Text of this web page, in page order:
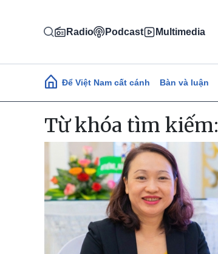
Radio Podcast Multimedia
Main navigation
Để Việt Nam cất cánh Bàn và luận
Từ khóa tìm kiếm: